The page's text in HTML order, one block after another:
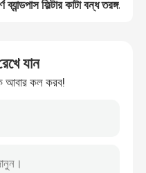
যান
আবার কল করব!